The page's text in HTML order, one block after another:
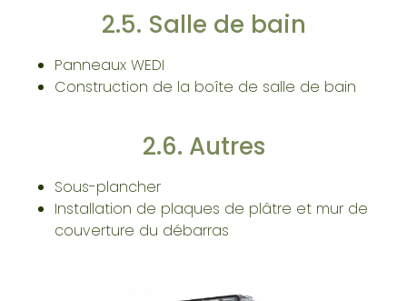
2.5. Salle de bain
Panneaux WEDI
Construction de la boîte de salle de bain
2.6. Autres
Sous-plancher
Installation de plaques de plâtre et mur de
couverture du débarras